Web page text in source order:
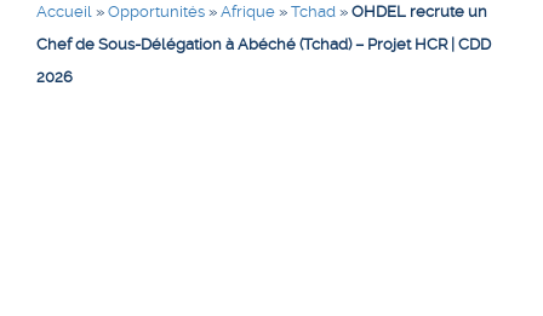
Accueil » Opportunités » Afrique » Tchad » OHDEL recrute un
Chef de Sous-Délégation à Abéché (Tchad) – Projet HCR | CDD
2026